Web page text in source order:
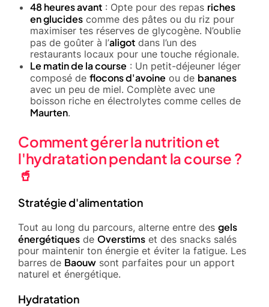
48 heures avant : Opte pour des repas riches
en glucides comme des pâtes ou du riz pour
maximiser tes réserves de glycogène. N’oublie
pas de goûter à l’aligot dans l’un des
restaurants locaux pour une touche régionale.
Le matin de la course : Un petit-déjeuner léger
composé de flocons d'avoine ou de bananes
avec un peu de miel. Complète avec une
boisson riche en électrolytes comme celles de
Maurten.
Comment gérer la nutrition et
l'hydratation pendant la course ?
🥤
Stratégie d'alimentation
Tout au long du parcours, alterne entre des gels
énergétiques de Overstims et des snacks salés
pour maintenir ton énergie et éviter la fatigue. Les
barres de Baouw sont parfaites pour un apport
naturel et énergétique.
Hydratation